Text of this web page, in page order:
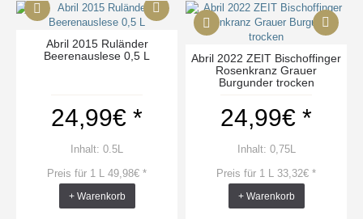
Abril 2015 Ruländer
Beerenauslese 0,5 L
24,99€ *
Inhalt: 0.5L
Preis für 1 L 49,98€ *
+ Warenkorb
Abril 2022 ZEIT Bischoffinger
Rosenkranz Grauer
Burgunder trocken
24,99€ *
Inhalt: 0,75L
Preis für 1 L 33,32€ *
+ Warenkorb